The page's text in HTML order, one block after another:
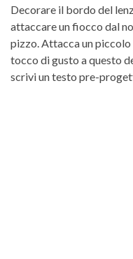
Decorare il bordo del
attaccare un fiocco dal
pizzo. Attacca un
tocco di gusto a questo
scrivi un testo pre-